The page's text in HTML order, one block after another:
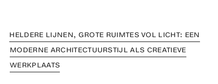
HELDERE LIJNEN, GROTE RUIMTES VOL LICHT: EEN
MODERNE ARCHITECTUURSTIJL ALS CREATIEVE
WERKPLAATS